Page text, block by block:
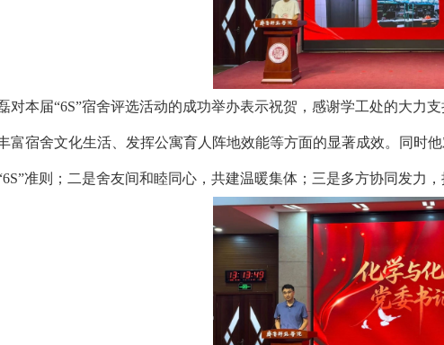
对本届“6S”宿舍评选活动的成功举办表示祝贺，感谢学工处的大力
富宿舍文化生活、发挥公寓育人阵地效能等方面的显著成效。同时
准则；二是舍友间和睦同心，共建温暖集体；三是多方协同发力